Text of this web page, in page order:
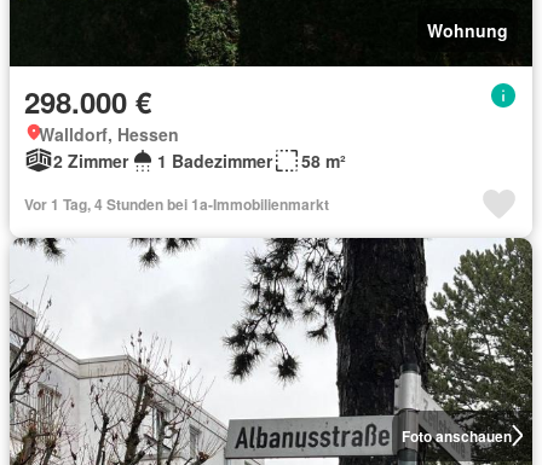
Wohnung
298.000 €
Walldorf, Hessen
2 Zimmer
1 Badezimmer 58 m²
Vor 1 Tag, 4 Stunden bei 1a-Immobilienmarkt
Foto anschauen